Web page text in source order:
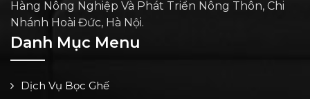
Hàng Nông Nghiệp Và Phát Triển Nông Thôn, Chi
Nhánh Hoài Đức, Hà Nội.
Danh Mục Menu
Dịch Vụ Bọc Ghế